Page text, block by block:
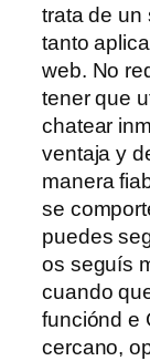
trata de un
tanto
web. No
tener que
chatear
ventaja y
manera
se
puedes
os seguís
cuando
funciónd e
cercano,